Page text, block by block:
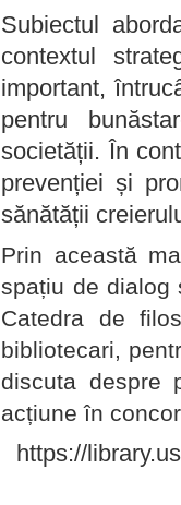
Subiectul
contextul
important,
pentru
societății. În
prevenției și
sănătății
Prin această
spațiu de dialog
Catedra de
bibliotecari,
discuta despre
acțiune în
https://